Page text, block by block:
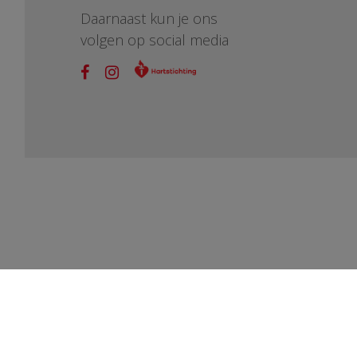
Daarnaast kun je ons
volgen op social media